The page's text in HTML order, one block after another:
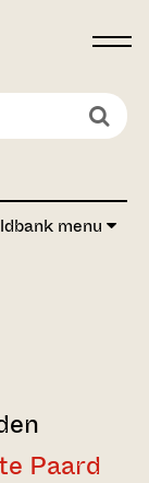
menu
Paard